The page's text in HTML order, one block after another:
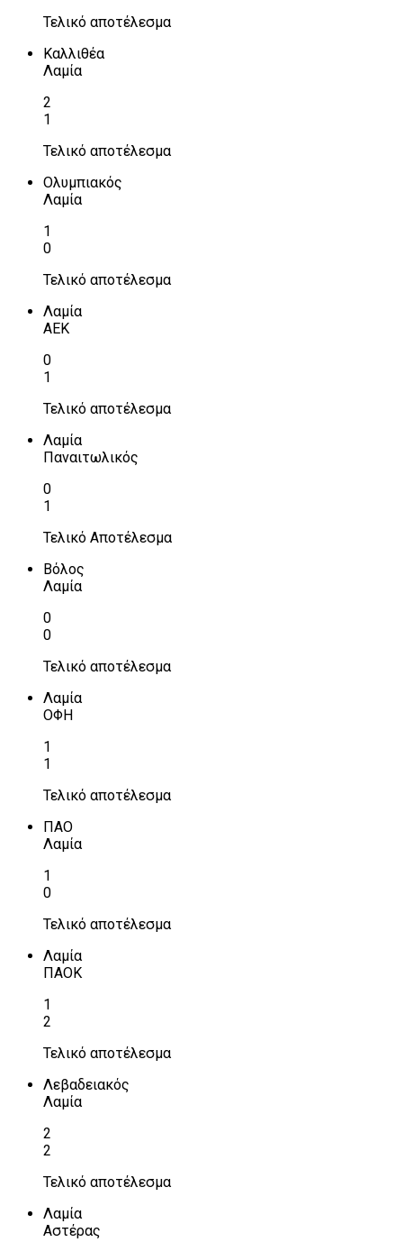
Τελικό αποτέλεσμα
Καλλιθέα
Λαμία
2
1
Τελικό αποτέλεσμα
Ολυμπιακός
Λαμία
1
0
Τελικό αποτέλεσμα
Λαμία
ΑΕΚ
0
1
Τελικό αποτέλεσμα
Λαμία
Παναιτωλικός
0
1
Τελικό Αποτέλεσμα
Βόλος
Λαμία
0
0
Τελικό αποτέλεσμα
Λαμία
ΟΦΗ
1
1
Τελικό αποτέλεσμα
ΠΑΟ
Λαμία
1
0
Τελικό αποτέλεσμα
Λαμία
ΠΑΟΚ
1
2
Τελικό αποτέλεσμα
Λεβαδειακός
Λαμία
2
2
Τελικό αποτέλεσμα
Λαμία
Αστέρας